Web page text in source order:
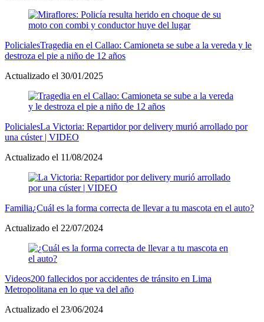
PolicialesTragedia en el Callao: Camioneta se sube a la vereda y le
destroza el pie a niño de 12 años
Actualizado el 30/01/2025
PolicialesLa Victoria: Repartidor por delivery murió arrollado por
una cúster | VIDEO
Actualizado el 11/08/2024
Familia¿Cuál es la forma correcta de llevar a tu mascota en el auto?
Actualizado el 22/07/2024
Videos200 fallecidos por accidentes de tránsito en Lima
Metropolitana en lo que va del año
Actualizado el 23/06/2024